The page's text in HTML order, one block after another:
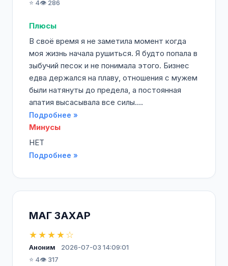
⭐ 4👁️ 286
Плюсы
В своё время я не заметила момент когда
моя жизнь начала рушиться. Я будто попала в
зыбучий песок и не понимала этого. Бизнес
едва держался на плаву, отношения с мужем
были натянуты до предела, а постоянная
апатия высасывала все силы....
Подробнее »
Минусы
НЕТ
Подробнее »
МАГ ЗАХАР
★★★★☆
Аноним
2026-07-03 14:09:01
⭐ 4👁️ 317